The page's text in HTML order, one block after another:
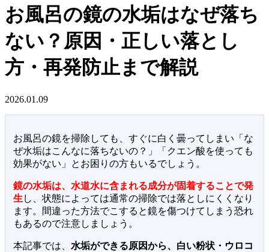
お風呂の鏡の水垢はなぜ落ち
ない？原因・正しい落とし
方・再発防止まで解説
2026.01.09
お風呂の鏡を掃除しても、すぐに白く曇ってしまい「な
ぜ水垢はこんなに落ちないの？」「クエン酸を使っても
効果がない」とお困りの方もいるでしょう。
鏡の水垢は、水道水に含まれる成分が固着することで発
生 し、状態によっては通常の掃除では落としにくくなり
ます。間違った方法でこすると鏡を傷つけてしまう恐れ
もあるので注意しましょう。
本記事では、 水垢ができる原因から、白い粉状・ウロコ